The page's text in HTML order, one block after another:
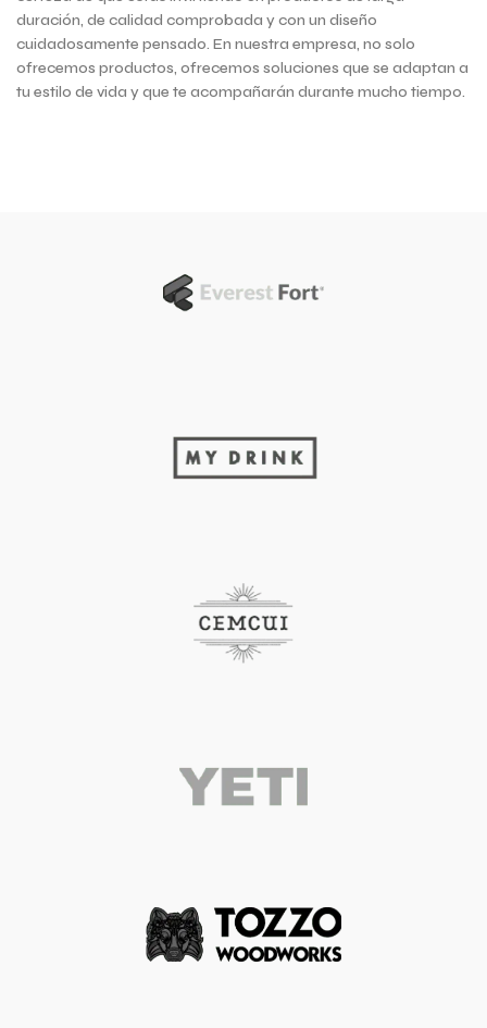
duración, de calidad comprobada y con un diseño
cuidadosamente pensado. En nuestra empresa, no solo
ofrecemos productos, ofrecemos soluciones que se adaptan a
tu estilo de vida y que te acompañarán durante mucho tiempo.